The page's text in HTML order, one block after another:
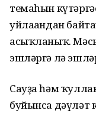
темаһын
уйлағандан
асыҡланыҡ.
эшләргә лә
Сауҙа һәм
буйынса дәүләт